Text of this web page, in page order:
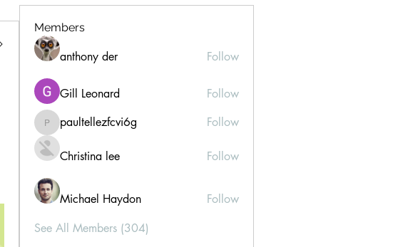
Members
anthony der Follow
Gill Leonard Follow
paultellezfcvi6g
paultellezfcvi6g Follow
Christina lee Follow
Michael Haydon
Follow
See All Members (304)